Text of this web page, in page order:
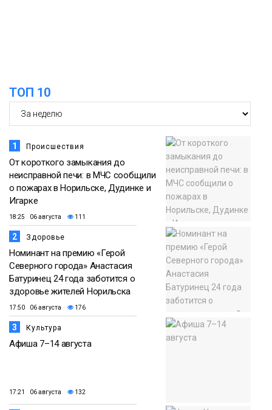
ТОП 10
1 Происшествия
От короткого замыкания до
неисправной печи: в МЧС сообщили
о пожарах в Норильске, Дудинке и
Игарке
18:25 06 августа 111
2 Здоровье
Номинант на премию «Герой
Северного города» Анастасия
Батуринец 24 года заботится о
здоровье жителей Норильска
17:50 06 августа 176
3 Культура
Афиша 7–14 августа
17:21 06 августа 132